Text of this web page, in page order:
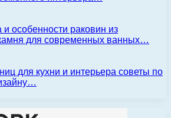
особенности раковин из
для современных ванных…
для кухни и интерьера советы по